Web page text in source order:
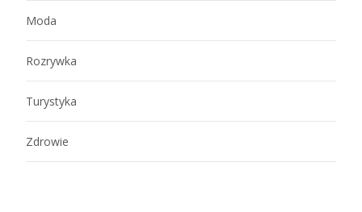
Moda
Rozrywka
Turystyka
Zdrowie